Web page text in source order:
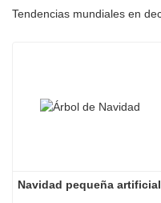
Navidad pequeña artificial